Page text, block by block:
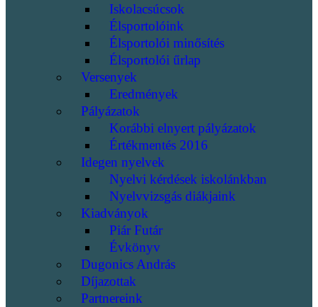
Iskolacsúcsok
Élsportolóink
Élsportolói minősítés
Élsportolói űrlap
Versenyek
Eredmények
Pályázatok
Korábbi elnyert pályázatok
Értékmentés 2016
Idegen nyelvek
Nyelvi kérdések iskolánkban
Nyelvvizsgás diákjaink
Kiadványok
Piár Futár
Évkönyv
Dugonics András
Díjazottak
Partnereink